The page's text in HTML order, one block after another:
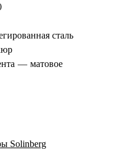
сталь
— матовое
Solinberg